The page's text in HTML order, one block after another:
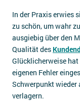
In der Praxis erwies
zu schön, um wahr
ausgiebig über den
Qualität des
Glücklicherweise hat
eigenen Fehler
Schwerpunkt wieder
verlagern.